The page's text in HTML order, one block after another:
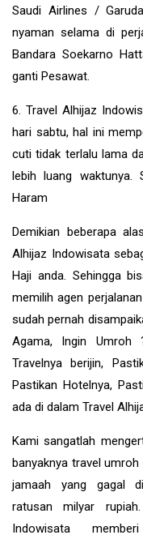
Saudi Airlines /
nyaman selama di
Bandara Soekarno
ganti Pesawat.
6. Travel Alhijaz
hari sabtu, hal ini
cuti tidak terlalu lama
lebih luang waktunya.
Haram
Demikian beberapa
Alhijaz Indowisata
Haji anda. Sehingga
memilih agen
sudah pernah
Agama, Ingin Umroh
Travelnya berijin,
Pastikan Hotelnya,
ada di dalam Travel
Kami sangatlah
banyaknya travel
jamaah yang gagal
ratusan milyar
Indowisata